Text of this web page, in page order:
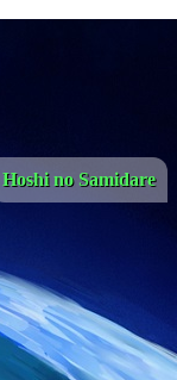
Hoshi no Samidare